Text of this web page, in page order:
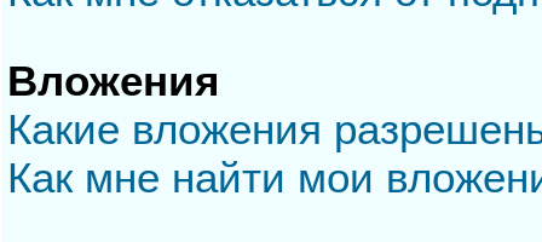
Вложения
Какие вложения
Как мне найти мои